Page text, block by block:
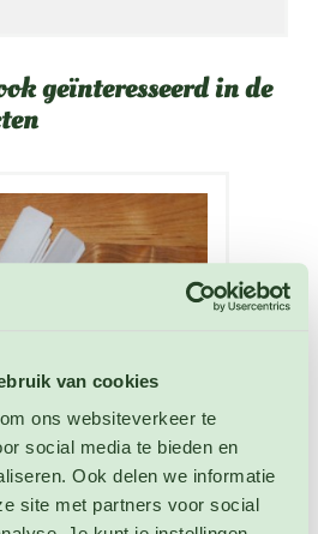
van cookies
ons websiteverkeer te
social media te bieden en
Ook delen we informatie
site met partners voor social
geïnteresseerd in de